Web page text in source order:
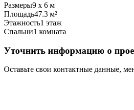
Размеры9 x 6 м
Площадь47.3 м²
Этажность1 этаж
Спальни1 комната
Уточнить информацию о
Оставьте свои контактные данные,